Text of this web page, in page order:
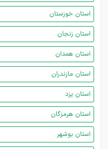
استان خوزستان
استان زنجان
استان همدان
استان مازندران
استان یزد
استان هرمزگان
استان بوشهر